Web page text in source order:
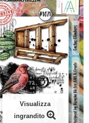
Visualizza
ingrandito